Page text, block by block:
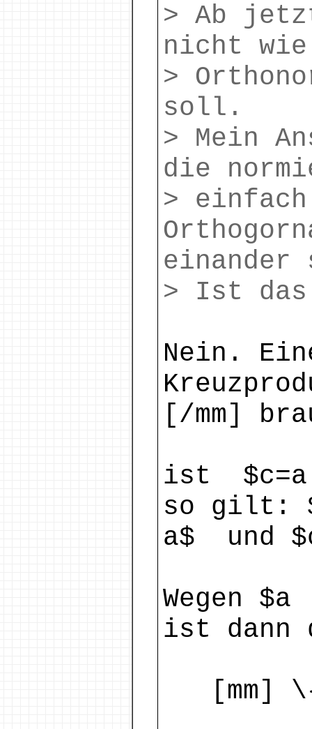
> Ab
nicht
>
soll.
> Mein
die
>
einander
> Ist
Nein.
[/mm]
ist $c=a
so gilt:
a$ und
Wegen
ist dann
[mm]